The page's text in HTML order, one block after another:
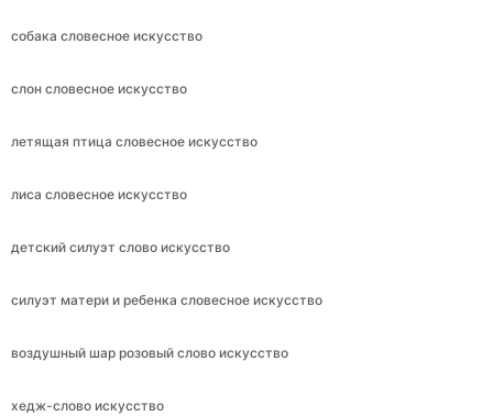
собака словесное искусство
слон словесное искусство
летящая птица словесное искусство
лиса словесное искусство
детский силуэт слово искусство
силуэт матери и ребенка словесное искусство
воздушный шар розовый слово искусство
хедж-слово искусство